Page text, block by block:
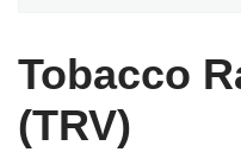
Tobacco
(TRV)